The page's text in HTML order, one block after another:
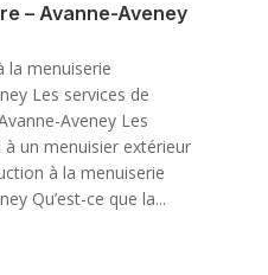
– Avanne-Aveney
la menuiserie
Les services de
Aveney Les
un menuisier extérieur
à la menuiserie
Qu’est-ce que la...